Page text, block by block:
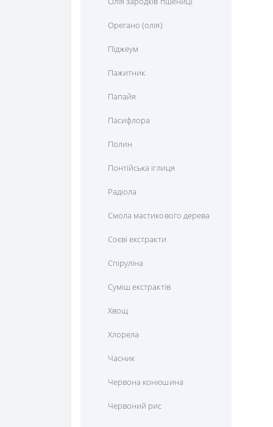
Орегано (олія)
Піджеум
Пажитник
Папайя
Пасифлора
Полин
Понтійська іглиця
Радіола
Смола мастикового дерева
Соєві екстракти
Спіруліна
Суміш екстрактів
Хвощ
Хлорела
Часник
Червона конюшина
Червоний рис